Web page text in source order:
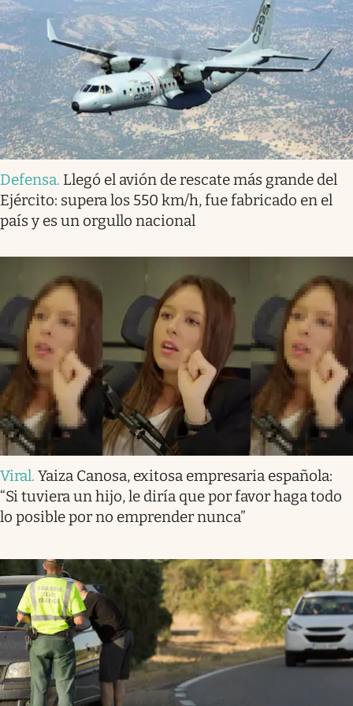
Defensa. Llegó el avión de rescate más grande del
Ejército: supera los 550 km/h, fue fabricado en el
país y es un orgullo nacional
Viral. Yaiza Canosa, exitosa empresaria española:
“Si tuviera un hijo, le diría que por favor haga todo
lo posible por no emprender nunca”